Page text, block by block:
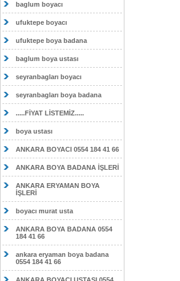
baglum boyacı
ufuktepe boyacı
ufuktepe boya badana
baglum boya ustası
seyranbagları boyacı
seyranbagları boya badana
.....FİYAT LİSTEMİZ.....
boya ustası
ANKARA BOYACI 0554 184 41 66
ANKARA BOYA BADANA İŞLERİ
ANKARA ERYAMAN BOYA
İŞLERİ
boyacı murat usta
ANKARA BOYA BADANA 0554
184 41 66
ankara eryaman boya badana
0554 184 41 66